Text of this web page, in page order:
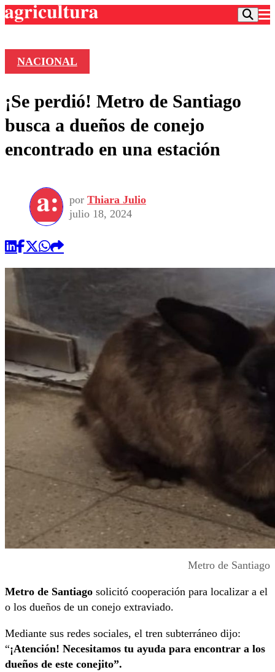
Frecuencias
Agricultura TV
Deportes
Colo Colo
Seleccion Chilena
Torneo Internacional
Universidad de Chile
Entretención
Economía
Internacional
Sustentabilidad
Publicaciones en medios
Opinión
NACIONAL
¡Se perdió! Metro de Santiago
busca a dueños de conejo
encontrado en una estación
por Thiara Julio
julio 18, 2024
Metro de Santiago
Metro de Santiago solicitó cooperación para localizar a el
o los dueños de un conejo extraviado.
Mediante sus redes sociales, el tren subterráneo dijo:
“¡Atención! Necesitamos tu ayuda para encontrar a los
dueños de este conejito”.